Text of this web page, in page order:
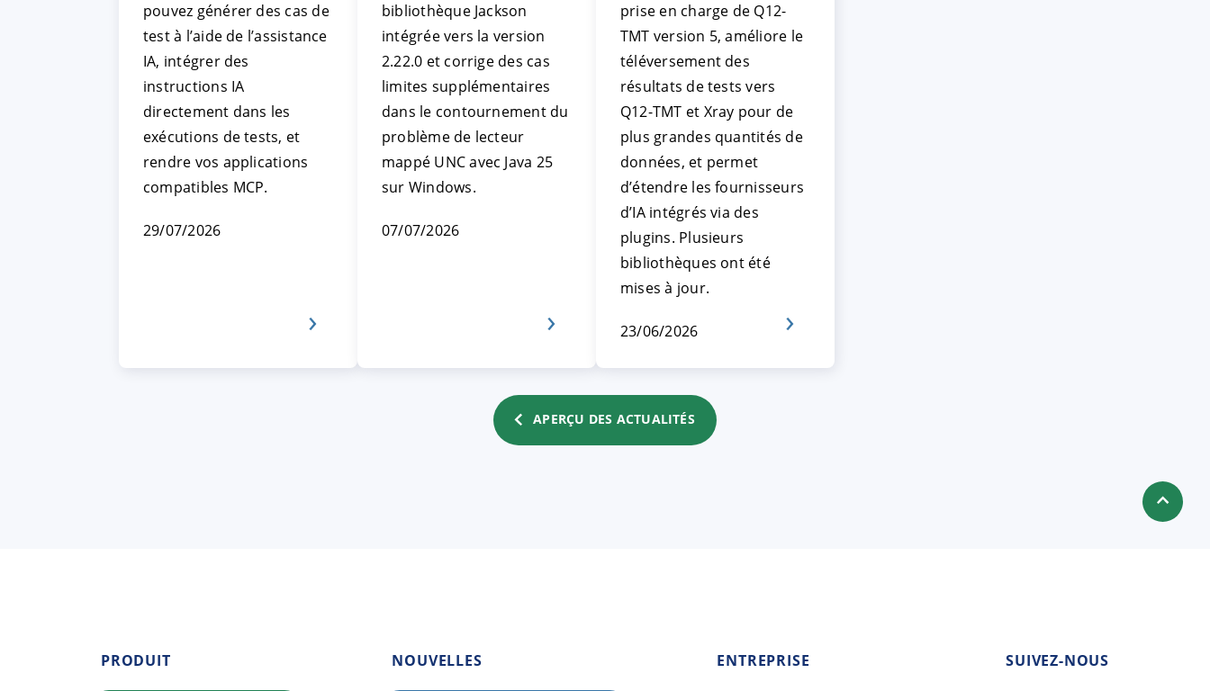
pouvez générer des cas de
test à l’aide de l’assistance
IA, intégrer des
instructions IA
directement dans les
exécutions de tests, et
rendre vos applications
compatibles MCP.
29/07/2026
bibliothèque Jackson
intégrée vers la version
2.22.0 et corrige des cas
limites supplémentaires
dans le contournement du
problème de lecteur
mappé UNC avec Java 25
sur Windows.
07/07/2026
prise en charge de Q12-
TMT version 5, améliore le
téléversement des
résultats de tests vers
Q12-TMT et Xray pour de
plus grandes quantités de
données, et permet
d’étendre les fournisseurs
d’IA intégrés via des
plugins. Plusieurs
bibliothèques ont été
mises à jour.
23/06/2026
APERÇU DES ACTUALITÉS
PRODUIT NOUVELLES ENTREPRISE SUIVEZ-NOUS